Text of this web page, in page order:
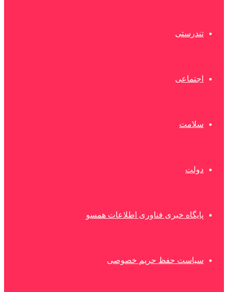
تندرستی
اجتماعی
سلامت
دولت
پایگاه خبری فناوری اطلاعات همسو
سیاست حفظ حریم خصوصی